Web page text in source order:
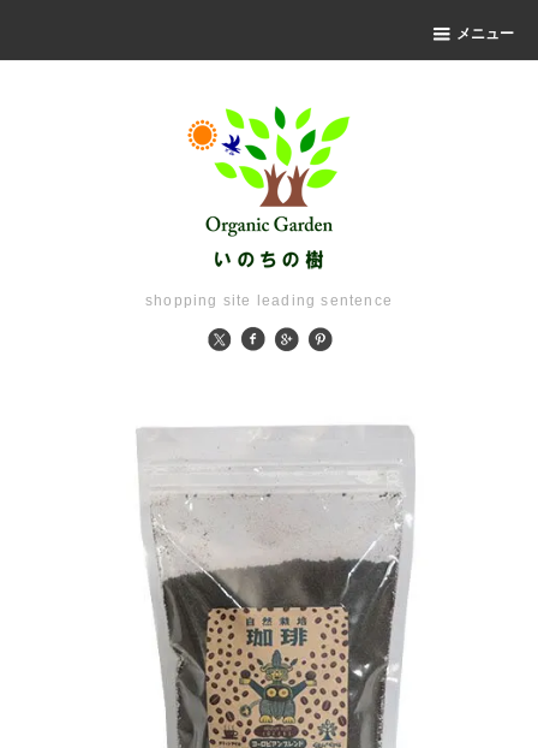
メニュー
shopping site leading sentence